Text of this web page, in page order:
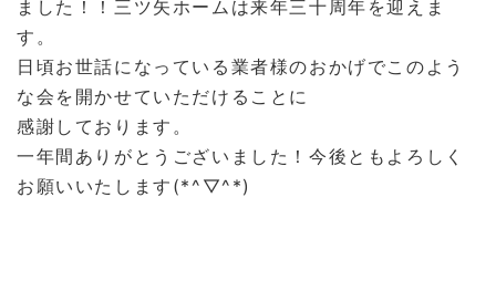
ました！！三ツ矢ホームは来年三十周年を迎えま
す。
日頃お世話になっている業者様のおかげでこのよう
な会を開かせていただけることに
感謝しております。
一年間ありがとうございました！今後ともよろしく
お願いいたします(*^▽^*)